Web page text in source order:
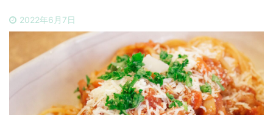
2022年6月7日